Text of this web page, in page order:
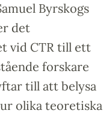
Byrskogs
det
vid CTR till ett
forskare
till att belysa
olika teoretiska